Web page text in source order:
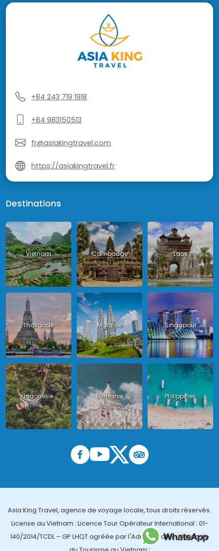
+84 243 719 1918
+84 983150513
fr@asiakingtravel.com
https://asiakingtravel.fr
Destinations
Vietnam Cambodge Laos
Thailande Malaisie Singapour
Indonésie Birmanie Philippines
Asia King Travel, agence de voyage locale, tous droits réservés.
License au Vietnam : Licence Tour Opérateur International : 01-
140/2014/TCDL – GP LHQT agréée par l'Administration Nationale